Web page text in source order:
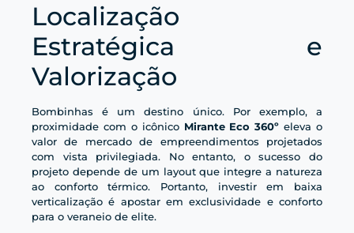
Localização
Estratégica e
Valorização
Bombinhas é um destino único. Por exemplo, a
proximidade com o icônico Mirante Eco 360º eleva o
valor de mercado de empreendimentos projetados
com vista privilegiada. No entanto, o sucesso do
projeto depende de um layout que integre a natureza
ao conforto térmico. Portanto, investir em baixa
verticalização é apostar em exclusividade e conforto
para o veraneio de elite.